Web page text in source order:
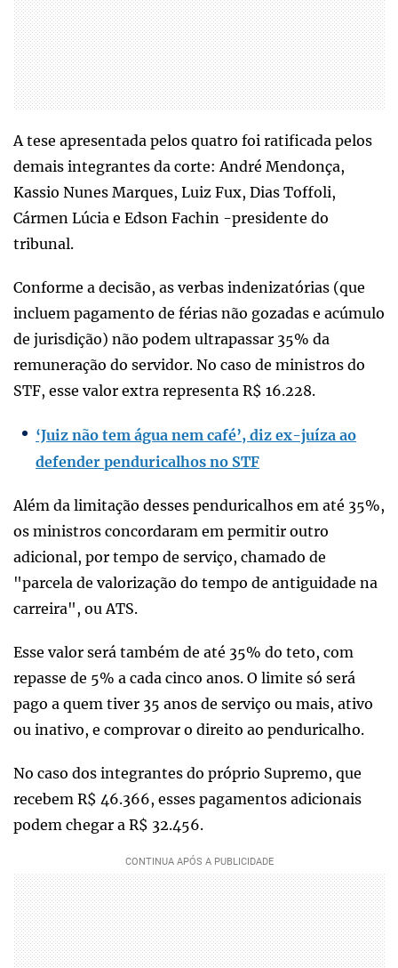
A tese apresentada pelos quatro foi ratificada pelos
demais integrantes da corte: André Mendonça,
Kassio Nunes Marques, Luiz Fux, Dias Toffoli,
Cármen Lúcia e Edson Fachin -presidente do
tribunal.
Conforme a decisão, as verbas indenizatórias (que
incluem pagamento de férias não gozadas e acúmulo
de jurisdição) não podem ultrapassar 35% da
remuneração do servidor. No caso de ministros do
STF, esse valor extra representa R$ 16.228.
‘Juiz não tem água nem café’, diz ex-juíza ao
defender penduricalhos no STF
Além da limitação desses penduricalhos em até 35%,
os ministros concordaram em permitir outro
adicional, por tempo de serviço, chamado de
"parcela de valorização do tempo de antiguidade na
carreira", ou ATS.
Esse valor será também de até 35% do teto, com
repasse de 5% a cada cinco anos. O limite só será
pago a quem tiver 35 anos de serviço ou mais, ativo
ou inativo, e comprovar o direito ao penduricalho.
No caso dos integrantes do próprio Supremo, que
recebem R$ 46.366, esses pagamentos adicionais
podem chegar a R$ 32.456.